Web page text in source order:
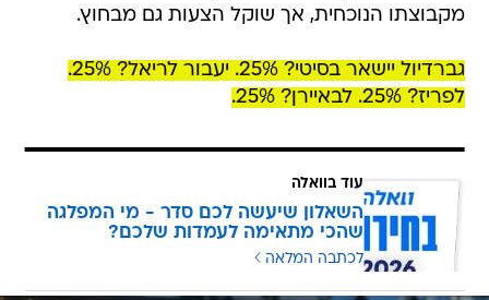
מקבוצתו הנוכחית, אך שוקל הצעות גם מבחוץ.
גברדיול יישאר בסיטי? 25%. יעבור לריאל? 25%.
לפריז? 25%. לבאיירן? 25%.
עוד בוואלה
השאלון שיעשה לכם סדר - מי המפלגה
שהכי מתאימה לעמדות שלכם?
לכתבה המלאה